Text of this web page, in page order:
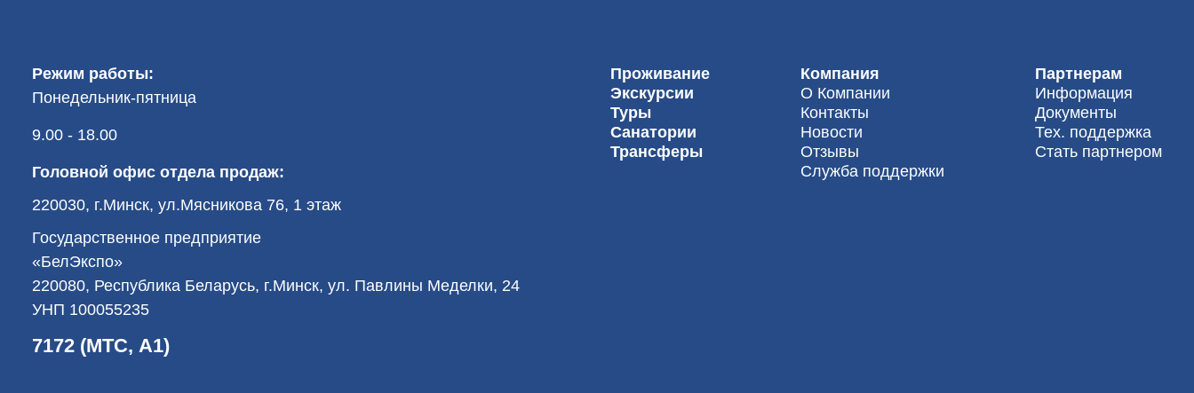
Режим работы:
Понедельник-пятница
9.00 - 18.00
Головной офис отдела продаж:
220030, г.Минск, ул.Мясникова 76, 1 этаж
Государственное предприятие
«БелЭкспо»
220080, Республика Беларусь, г.Минск, ул. Павлины Меделки, 24
УНП 100055235
7172 (МТС, А1)
Проживание
Экскурсии
Туры
Санатории
Трансферы
Компания
О Компании
Контакты
Новости
Отзывы
Служба поддержки
Партнерам
Информация
Документы
Тех. поддержка
Стать партнером